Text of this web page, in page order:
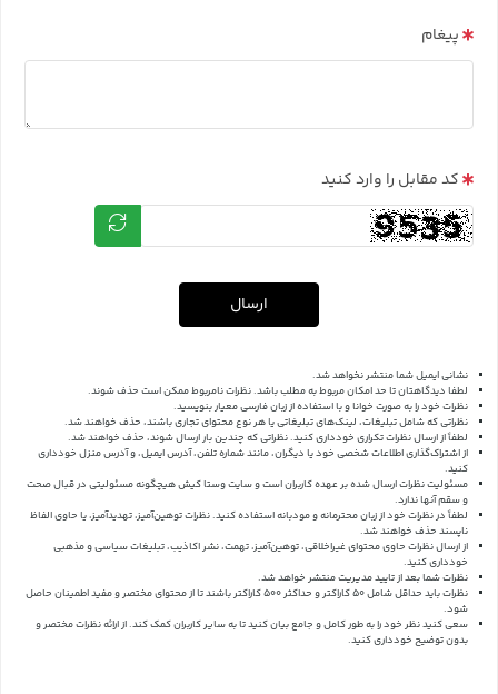
پیغام
کد مقابل را وارد کنید
ارسال
نشانی ایمیل شما منتشر نخواهد شد.
لطفا دیدگاهتان تا حد امکان مربوط به مطلب باشد. نظرات نامربوط ممکن است حذف شوند.
نظرات خود را به صورت خوانا و با استفاده از زبان فارسی معیار بنویسید.
نظراتی که شامل تبلیغات، لینک‌های تبلیغاتی یا هر نوع محتوای تجاری باشند، حذف خواهند شد.
لطفاً از ارسال نظرات تکراری خودداری کنید. نظراتی که چندین بار ارسال شوند، حذف خواهند شد.
از اشتراک‌گذاری اطلاعات شخصی خود یا دیگران، مانند شماره تلفن، آدرس ایمیل، و آدرس منزل خودداری
کنید.
مسئولیت نظرات ارسال شده بر عهده کاربران است و سایت وستا کیش هیچگونه مسئولیتی در قبال صحت
و سقم آنها ندارد.
لطفاً در نظرات خود از زبان محترمانه و مودبانه استفاده کنید. نظرات توهین‌آمیز، تهدیدآمیز، یا حاوی الفاظ
ناپسند حذف خواهند شد.
از ارسال نظرات حاوی محتوای غیراخلاقی، توهین‌آمیز، تهمت، نشر اکاذیب، تبلیغات سیاسی و مذهبی
خودداری کنید.
نظرات شما بعد از تایید مدیریت منتشر خواهد شد.
نظرات باید حداقل شامل 50 کاراکتر و حداکثر 500 کاراکتر باشند تا از محتوای مختصر و مفید اطمینان حاصل
شود.
سعی کنید نظر خود را به طور کامل و جامع بیان کنید تا به سایر کاربران کمک کند.از ارائه نظرات مختصر و
بدون توضیح خودداری کنید.